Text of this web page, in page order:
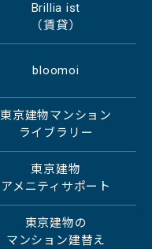
Brillia ist
（賃貸）
bloomoi
東京建物マンション
ライブラリー
東京建物
アメニティサポート
東京建物の
マンション建替え